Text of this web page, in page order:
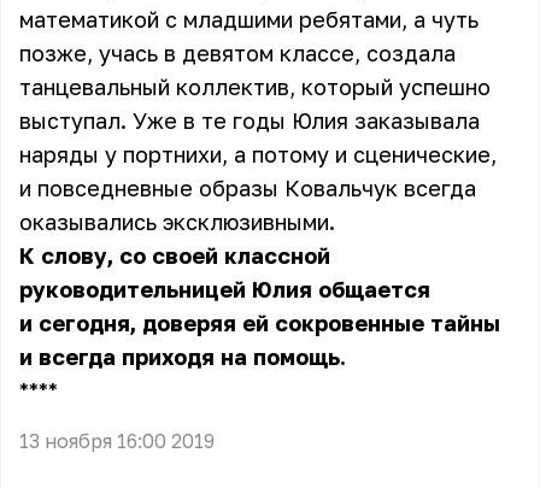
математикой с младшими ребятами, а чуть
позже, учась в девятом классе, создала
танцевальный коллектив, который успешно
выступал. Уже в те годы Юлия заказывала
наряды у портнихи, а потому и сценические,
и повседневные образы Ковальчук всегда
оказывались эксклюзивными.
К слову, со своей классной
руководительницей Юлия общается
и сегодня, доверяя ей сокровенные тайны
и всегда приходя на помощь.
** **
13 ноября 16:00 2019